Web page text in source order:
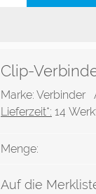
Clip-
Marke: Verbinder
Lieferzeit*: 14
Menge:
Auf die